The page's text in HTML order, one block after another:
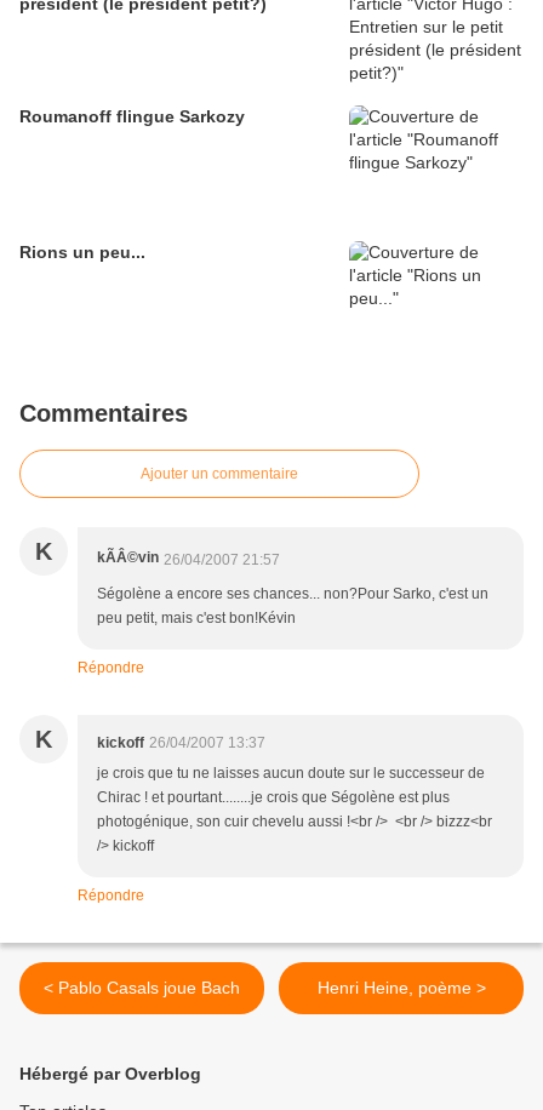
Roumanoff flingue Sarkozy
Rions un peu...
Commentaires
Ajouter un commentaire
K kÃÂ©vin 26/04/2007 21:57
Ségolène a encore ses chances... non?Pour Sarko, c'est un
peu petit, mais c'est bon!Kévin
Répondre
K kickoff 26/04/2007 13:37
je crois que tu ne laisses aucun doute sur le successeur de
Chirac ! et pourtant........je crois que Ségolène est plus
photogénique, son cuir chevelu aussi !<br /> <br /> bizzz<br
/> kickoff
Répondre
< Pablo Casals joue Bach Henri Heine, poème >
Hébergé par Overblog